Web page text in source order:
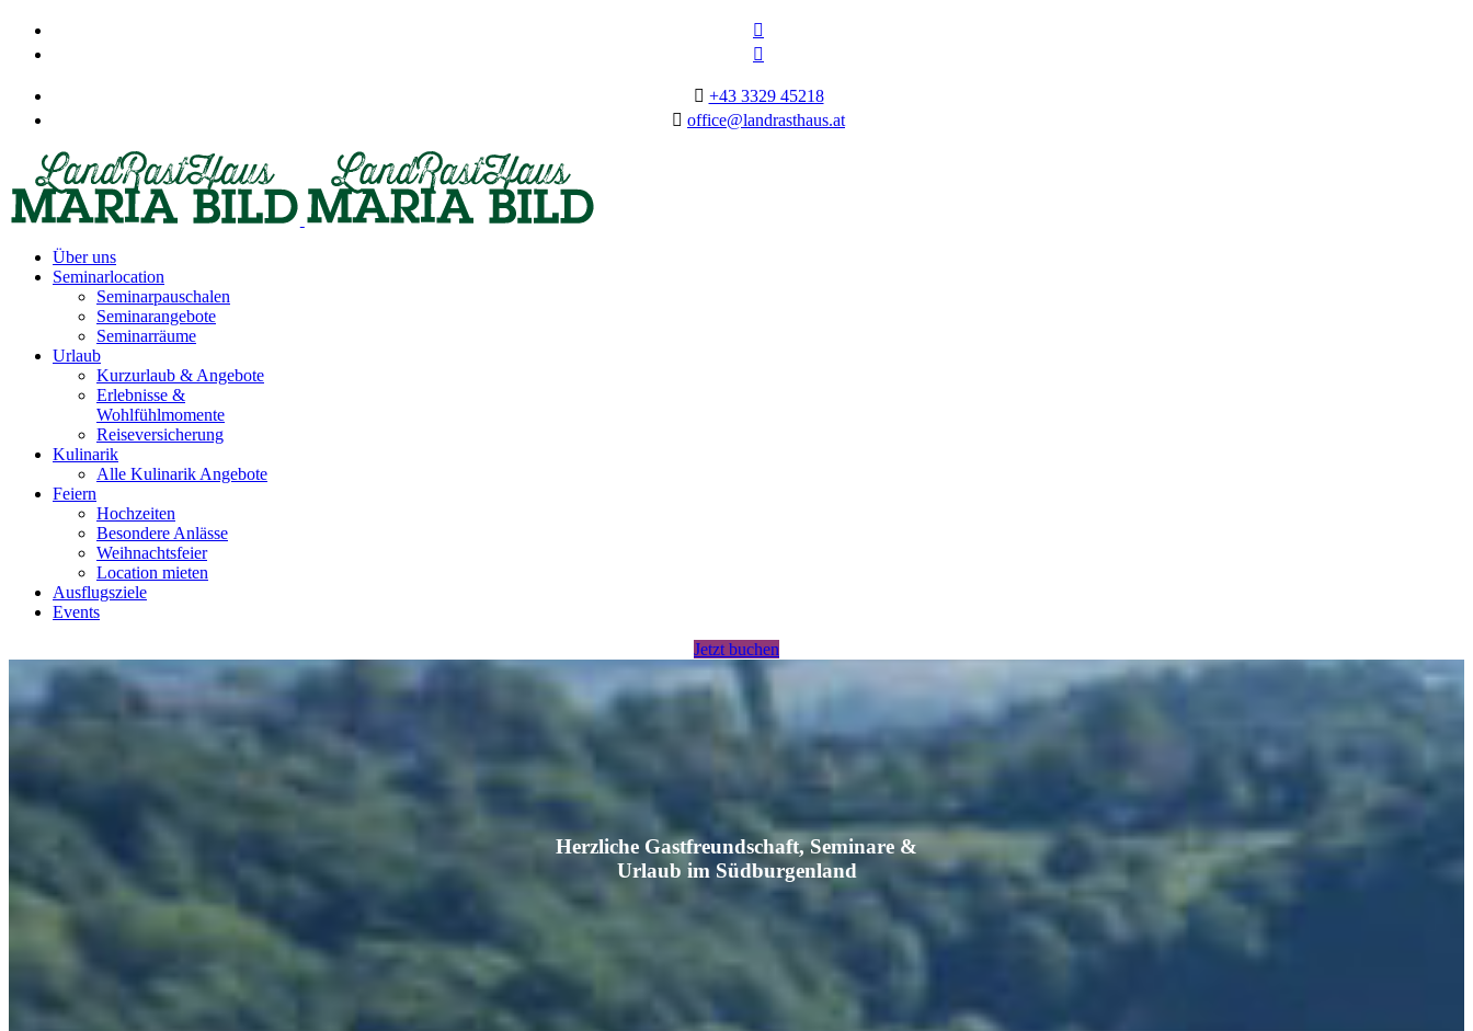
+43 3329 45218
office@landrasthaus.at
Über uns
Seminarlocation
Seminarpauschalen
Seminarangebote
Seminarräume
Urlaub
Kurzurlaub & Angebote
Erlebnisse &
Wohlfühlmomente
Reiseversicherung
Kulinarik
Alle Kulinarik Angebote
Feiern
Hochzeiten
Besondere Anlässe
Weihnachtsfeier
Location mieten
Ausflugsziele
Events
Jetzt buchen
Herzliche Gastfreundschaft, Seminare &
Urlaub im Südburgenland